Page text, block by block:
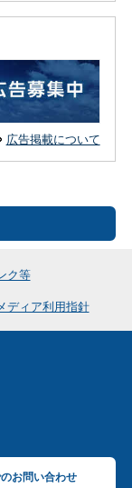
広告掲載について
ク等
ディア利用指針
お問い合わせ